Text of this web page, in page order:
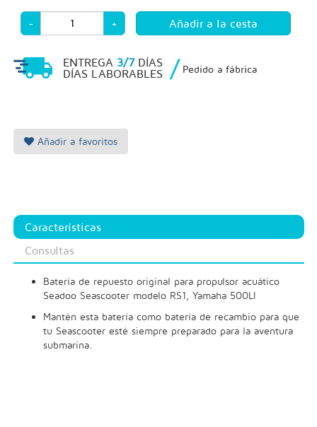
- +
ENTREGA 3/7DÍAS
DÍAS LABORABLES
/ Pedido a fábrica
Añadir a favoritos
Características
Consultas
Batería de repuesto original para propulsor acuático
Seadoo Seascooter modelo RS1, Yamaha 500LI
Mantén esta batería como batería de recambio para que
tu Seascooter esté siempre preparado para la aventura
submarina.